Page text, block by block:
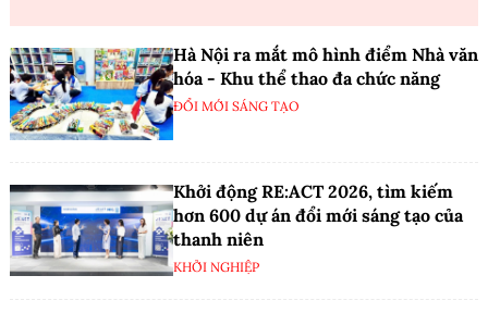
Hà Nội ra mắt mô hình điểm Nhà văn
hóa - Khu thể thao đa chức năng
ĐỔI MỚI SÁNG TẠO
Khởi động RE:ACT 2026, tìm kiếm
hơn 600 dự án đổi mới sáng tạo của
thanh niên
KHỞI NGHIỆP